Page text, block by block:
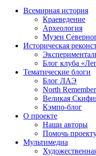
Всемирная история
Краеведение
Археология
Музеи
Историческая
Блог клуба
Тематические блоги
Блог ЛАЭ
North
Великая
Кэмпо-блог
О проекте
Наши авторы
Помочь
Мультимедиа